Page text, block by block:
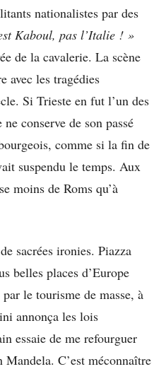
nationalistes par des
Kaboul, pas l’Italie ! »
de la cavalerie. La scène
avec les tragédies
Si Trieste en fut l’un des
conserve de son passé
comme si la fin de
suspendu le temps. Aux
moins de Roms qu’à
sacrées ironies. Piazza
belles places d’Europe
le tourisme de masse, à
annonça les lois
essaie de me refourguer
C’est méconnaître